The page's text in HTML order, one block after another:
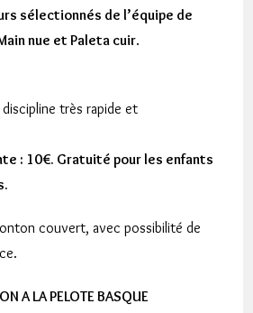
sélectionnés de l’équipe de
nue et Paleta cuir.
discipline très rapide et
: 10€. Gratuité pour les enfants
couvert, avec possibilité de
A LA PELOTE BASQUE